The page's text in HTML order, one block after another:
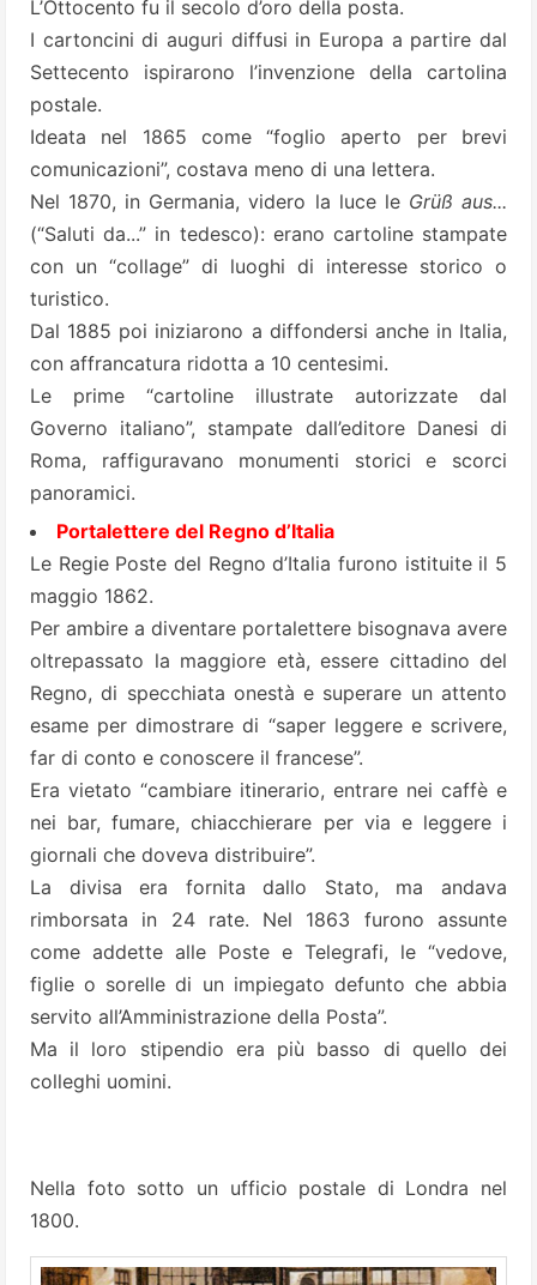
L’Ottocento fu il secolo d’oro della posta.
I cartoncini di auguri diffusi in Europa a partire dal
Settecento ispirarono l’invenzione della cartolina
postale.
Ideata nel 1865 come “foglio aperto per brevi
comunicazioni”, costava meno di una lettera.
Nel 1870, in Germania, videro la luce le Grüß aus...
(“Saluti da...” in tedesco): erano cartoline stampate
con un “collage” di luoghi di interesse storico o
turistico.
Dal 1885 poi iniziarono a diffondersi anche in Italia,
con affrancatura ridotta a 10 centesimi.
Le prime “cartoline illustrate autorizzate dal
Governo italiano”, stampate dall’editore Danesi di
Roma, raffiguravano monumenti storici e scorci
panoramici.
Portalettere del Regno d’Italia
Le Regie Poste del Regno d’Italia furono istituite il 5
maggio 1862.
Per ambire a diventare portalettere bisognava avere
oltrepassato la maggiore età, essere cittadino del
Regno, di specchiata onestà e superare un attento
esame per dimostrare di “saper leggere e scrivere,
far di conto e conoscere il francese”.
Era vietato “cambiare itinerario, entrare nei caffè e
nei bar, fumare, chiacchierare per via e leggere i
giornali che doveva distribuire”.
La divisa era fornita dallo Stato, ma andava
rimborsata in 24 rate. Nel 1863 furono assunte
come addette alle Poste e Telegrafi, le “vedove,
figlie o sorelle di un impiegato defunto che abbia
servito all’Amministrazione della Posta”.
Ma il loro stipendio era più basso di quello dei
colleghi uomini.
Nella foto sotto un ufficio postale di Londra nel
1800.